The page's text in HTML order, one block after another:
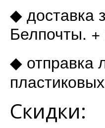
◆ доставка
Белпочты. +
◆ отправка
Скидки: